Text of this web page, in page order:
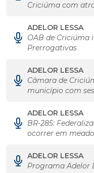
Criciúma com
ADELOR LESSA
OAB de Criciúma
Prerrogativas
ADELOR LESSA
Câmara de
município com
ADELOR LESSA
BR-285:
ocorrer em
ADELOR LESSA
Programa Adelor